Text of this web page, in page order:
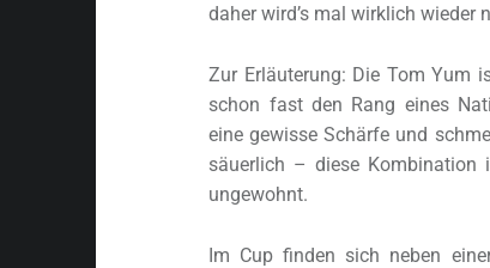
daher wird’s mal wirklich wieder
Zur Erläuterung: Die Tom Yum
schon fast den Rang eines
eine gewisse Schärfe und
säuerlich – diese Kombination
ungewohnt.
Im Cup finden sich neben